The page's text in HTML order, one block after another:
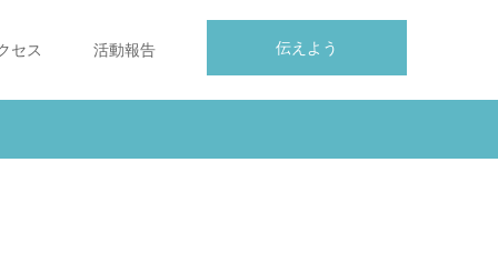
伝えよう
セス 活動報告